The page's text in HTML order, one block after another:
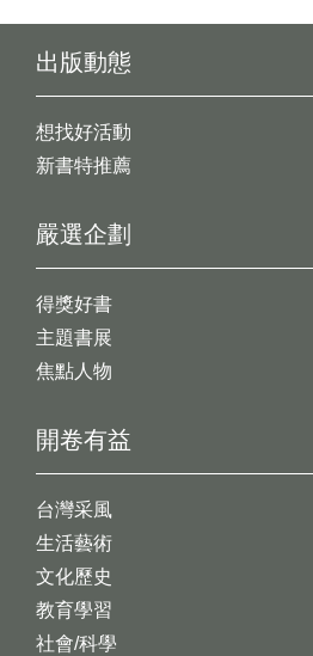
出版動態
想找好活動
新書特推薦
開卷有益
台灣采風
生活藝術
文化歷史
教育學習
社會/科學
嚴選企劃
得獎好書
主題書展
焦點人物